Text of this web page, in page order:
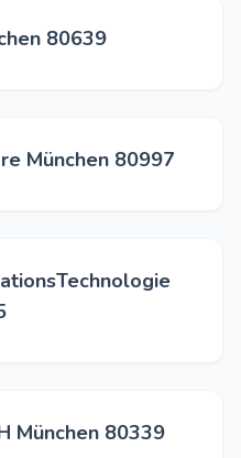
80639
München 80997
München 80339